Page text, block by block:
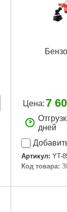
Цена: 7
дней
Артикул: YT-
Код товара: